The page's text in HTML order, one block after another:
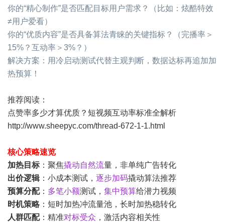
你的“精心制作”是否匹配目标用户需求？（比如：炫酷特效
≠用户爱看）
你的“优质内容”是否具备算法青睐的关键指标？（完播率＞
15%？互动率＞3%？）
解决方案：用冷启动测试代替主观判断，数据达标再追加加
热预算！
推荐阅读：
点赞率多少才算优质？短视频互动率标准全解析
http://www.sheepyc.com/thread-672-1-1.html
核心策略速览
加热目标：聚焦撬动自然流量，非单纯广告转化
出价逻辑：小成本测试， 逐步加码撬动算法推荐
预算分配： 多笔小额测试， 集中预算给潜力视频
时机策略：短时加热冲流量池，长时加热稳转化
人群匹配：精准对标受众 ，激活内容相关性